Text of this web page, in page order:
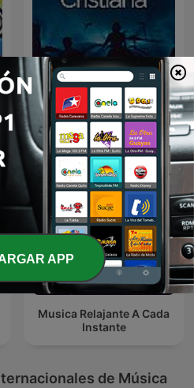
Música Cristiana
Musica Relajante A Cada
Instante
de Música
APP